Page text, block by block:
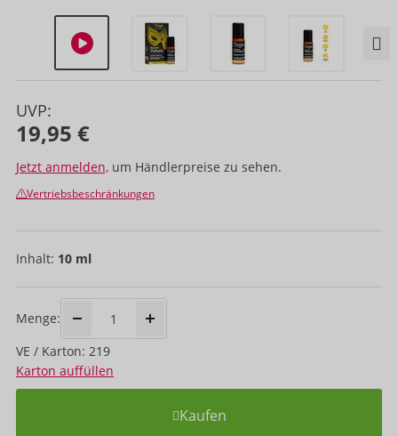
UVP:
19,95 €
Jetzt anmelden, um Händlerpreise zu sehen.
Vertriebsbeschränkungen
Inhalt: 10 ml
Menge:
VE / Karton: 219
Karton auffüllen
Kaufen